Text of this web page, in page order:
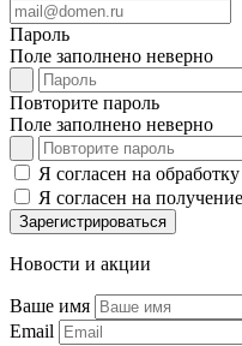
Пароль
Поле заполнено неверно
Повторите пароль
Поле заполнено неверно
Я согласен на
Я согласен на
Зарегистрироваться
Новости и акции
Ваше имя
Email